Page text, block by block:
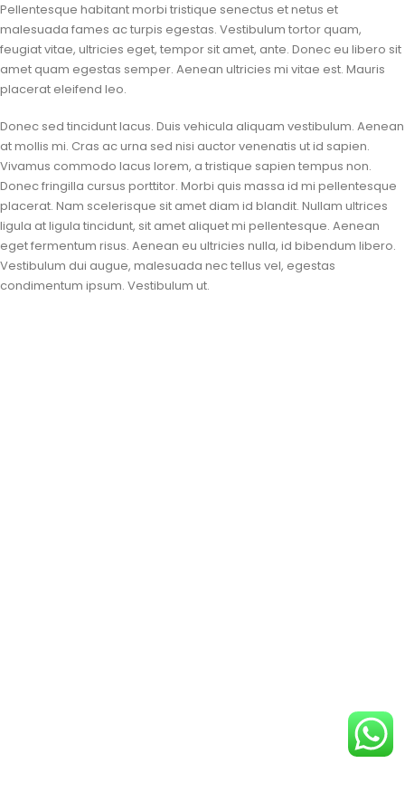
Pellentesque habitant morbi tristique senectus et netus et
malesuada fames ac turpis egestas. Vestibulum tortor quam,
feugiat vitae, ultricies eget, tempor sit amet, ante. Donec eu libero sit
amet quam egestas semper. Aenean ultricies mi vitae est. Mauris
placerat eleifend leo.
Donec sed tincidunt lacus. Duis vehicula aliquam vestibulum. Aenean
at mollis mi. Cras ac urna sed nisi auctor venenatis ut id sapien.
Vivamus commodo lacus lorem, a tristique sapien tempus non.
Donec fringilla cursus porttitor. Morbi quis massa id mi pellentesque
placerat. Nam scelerisque sit amet diam id blandit. Nullam ultrices
ligula at ligula tincidunt, sit amet aliquet mi pellentesque. Aenean
eget fermentum risus. Aenean eu ultricies nulla, id bibendum libero.
Vestibulum dui augue, malesuada nec tellus vel, egestas
condimentum ipsum. Vestibulum ut.